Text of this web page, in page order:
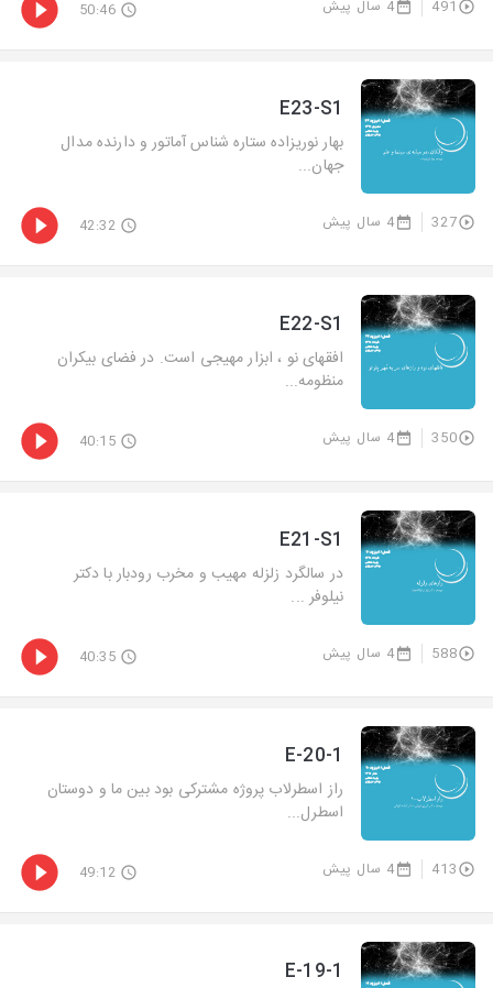
491 4 سال پیش 50:46
E23-S1
بهار نوریزاده ستاره شناس آماتور و دارنده مدال
جهان...
327 4 سال پیش 42:32
E22-S1
افقهای نو ، ابزار مهیجی است. در فضای بیکران
منظومه...
350 4 سال پیش 40:15
E21-S1
در سالگرد زلزله مهیب و مخرب رودبار با دکتر
نیلوفر ...
588 4 سال پیش 40:35
E-20-1
راز اسطرلاب پروژه مشترکی بود بین ما و دوستان
اسطرل...
413 4 سال پیش 49:12
E-19-1